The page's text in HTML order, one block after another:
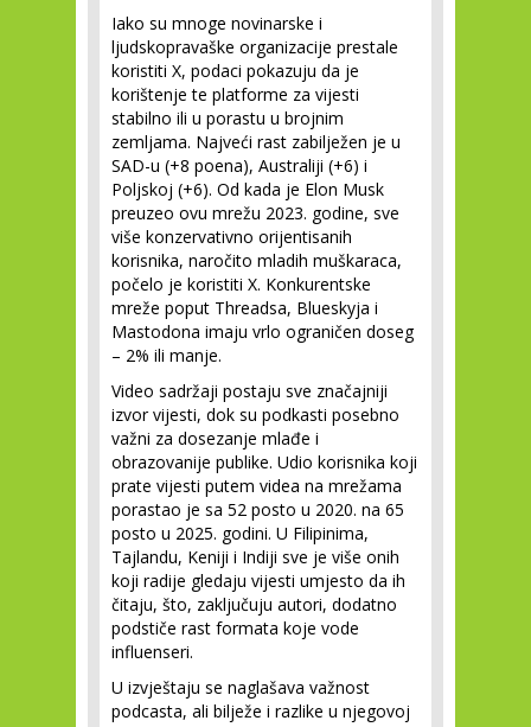
Iako su mnoge novinarske i
ljudskopravaške organizacije prestale
koristiti X, podaci pokazuju da je
korištenje te platforme za vijesti
stabilno ili u porastu u brojnim
zemljama. Najveći rast zabilježen je u
SAD-u (+8 poena), Australiji (+6) i
Poljskoj (+6). Od kada je Elon Musk
preuzeo ovu mrežu 2023. godine, sve
više konzervativno orijentisanih
korisnika, naročito mladih muškaraca,
počelo je koristiti X. Konkurentske
mreže poput Threadsa, Blueskyja i
Mastodona imaju vrlo ograničen doseg
– 2% ili manje.
Video sadržaji postaju sve značajniji
izvor vijesti, dok su podkasti posebno
važni za dosezanje mlađe i
obrazovanije publike. Udio korisnika koji
prate vijesti putem videa na mrežama
porastao je sa 52 posto u 2020. na 65
posto u 2025. godini. U Filipinima,
Tajlandu, Keniji i Indiji sve je više onih
koji radije gledaju vijesti umjesto da ih
čitaju, što, zaključuju autori, dodatno
podstiče rast formata koje vode
influenseri.
U izvještaju se naglašava važnost
podcasta, ali bilježe i razlike u njegovoj